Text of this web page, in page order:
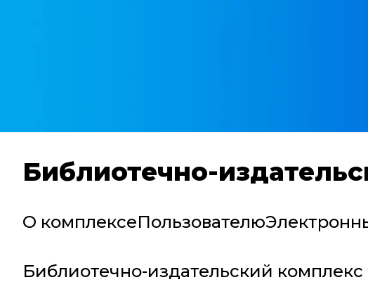
Библиотечно-
О комплексеПользователю
Библиотечно-издательский комплекс